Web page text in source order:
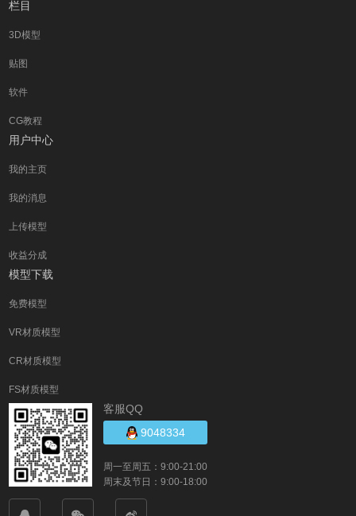
栏目
3D模型
贴图
软件
CG教程
用户中心
我的主页
我的消息
上传模型
收益分成
模型下载
免费模型
VR材质模型
CR材质模型
FS材质模型
客服QQ
9048334
周一至周五：9:00-21:00
周末及节日：9:00-18:00